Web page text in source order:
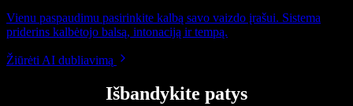
Vienu paspaudimu pasirinkite kalbą savo vaizdo įrašui. Sistema
priderins kalbėtojo balsą, intonaciją ir tempą.
Žiūrėti AI dubliavimą
Išbandykite patys